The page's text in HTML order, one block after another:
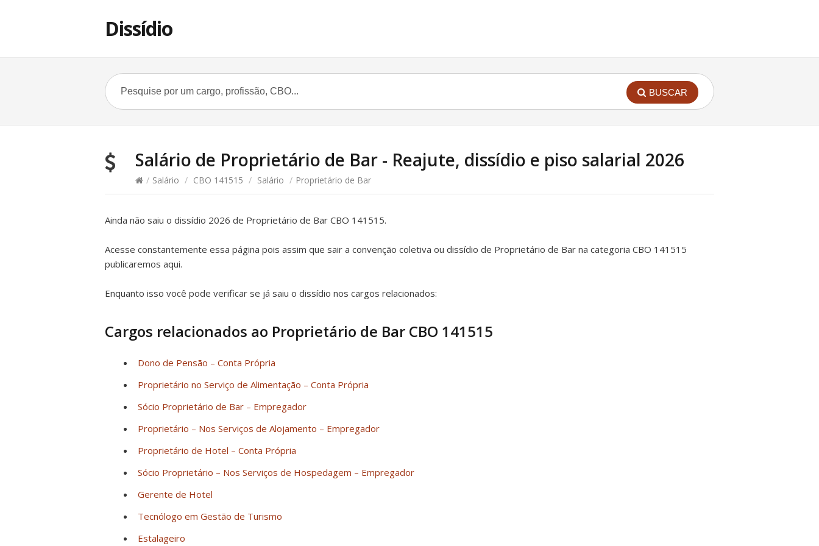
Dissídio
BUSCAR
Salário de Proprietário de Bar - Reajute, dissídio e piso salarial 2026
/ Salário / CBO 141515 / Salário / Proprietário de Bar
Ainda não saiu o dissídio 2026 de Proprietário de Bar CBO 141515.
Acesse constantemente essa página pois assim que sair a convenção coletiva ou dissídio de Proprietário de Bar na categoria CBO 141515
publicaremos aqui.
Enquanto isso você pode verificar se já saiu o dissídio nos cargos relacionados:
Cargos relacionados ao Proprietário de Bar CBO 141515
Dono de Pensão – Conta Própria
Proprietário no Serviço de Alimentação – Conta Própria
Sócio Proprietário de Bar – Empregador
Proprietário – Nos Serviços de Alojamento – Empregador
Proprietário de Hotel – Conta Própria
Sócio Proprietário – Nos Serviços de Hospedagem – Empregador
Gerente de Hotel
Tecnólogo em Gestão de Turismo
Estalageiro